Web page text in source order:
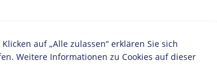
auf „Alle zulassen“ erklären Sie sich
Weitere Informationen zu Cookies auf dieser